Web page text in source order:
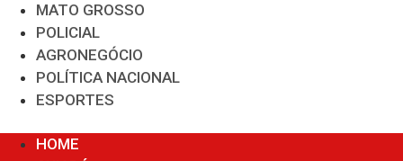
MATO GROSSO
POLICIAL
AGRONEGÓCIO
POLÍTICA NACIONAL
ESPORTES
HOME